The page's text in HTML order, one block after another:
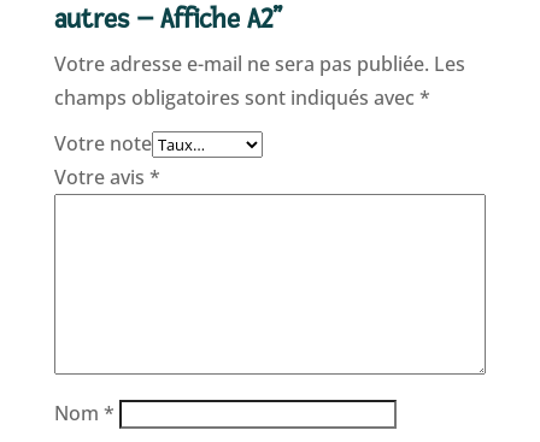
autres – Affiche A2”
Votre adresse e-mail ne sera pas publiée. Les
champs obligatoires sont indiqués avec *
Votre note
Votre avis *
Nom *